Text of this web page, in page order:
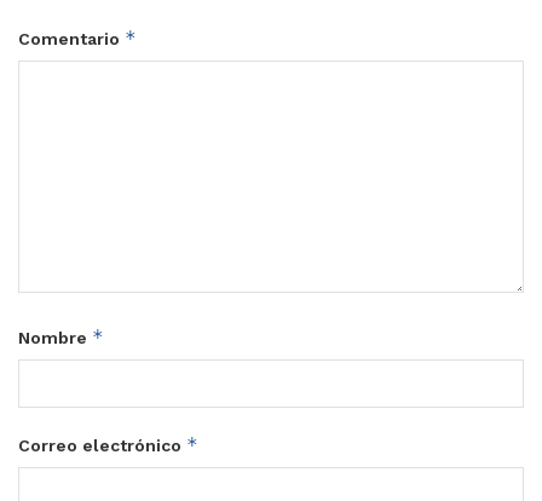
Comentario *
Nombre *
Correo electrónico *